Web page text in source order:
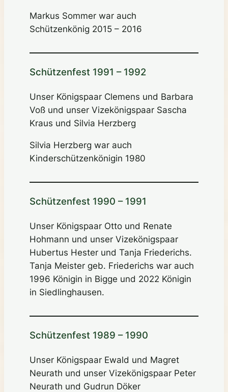
Markus Sommer war auch
Schützenkönig 2015 – 2016
Schützenfest 1991 – 1992
Unser Königspaar Clemens und Barbara
Voß und unser Vizekönigspaar Sascha
Kraus und Silvia Herzberg
Silvia Herzberg war auch
Kinderschützenkönigin 1980
Schützenfest 1990 – 1991
Unser Königspaar Otto und Renate
Hohmann und unser Vizekönigspaar
Hubertus Hester und Tanja Friederichs.
Tanja Meister geb. Friederichs war auch
1996 Königin in Bigge und 2022 Königin
in Siedlinghausen.
Schützenfest 1989 – 1990
Unser Königspaar Ewald und Magret
Neurath und unser Vizekönigspaar Peter
Neurath und Gudrun Döker